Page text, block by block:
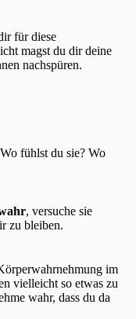
für diese
magst du dir deine
nachspüren.
fühlst du sie? Wo
, versuche sie
zu bleiben.
im
vielleicht so etwas zu
wahr, dass du da